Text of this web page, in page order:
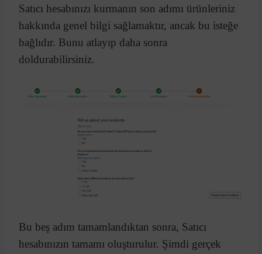
Satıcı hesabınızı kurmanın son adımı ürünleriniz
hakkında genel bilgi sağlamaktır, ancak bu isteğe
bağlıdır. Bunu atlayıp daha sonra
doldurabilirsiniz.
Bu beş adım tamamlandıktan sonra, Satıcı
hesabınızın tamamı oluşturulur. Şimdi gerçek